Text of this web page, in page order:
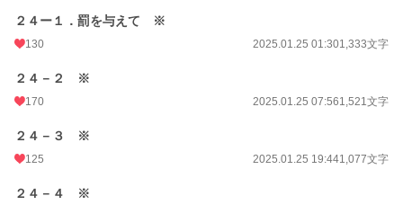
２４ー１．罰を与えて ※
130 2025.01.25 01:301,333文字
２４－２ ※
170 2025.01.25 07:561,521文字
２４－３ ※
125 2025.01.25 19:441,077文字
２４－４ ※